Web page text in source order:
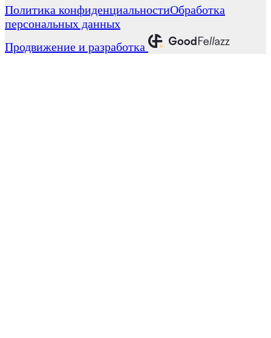
Политика конфиденциальностиОбработка
персональных данных
Продвижение и разработка